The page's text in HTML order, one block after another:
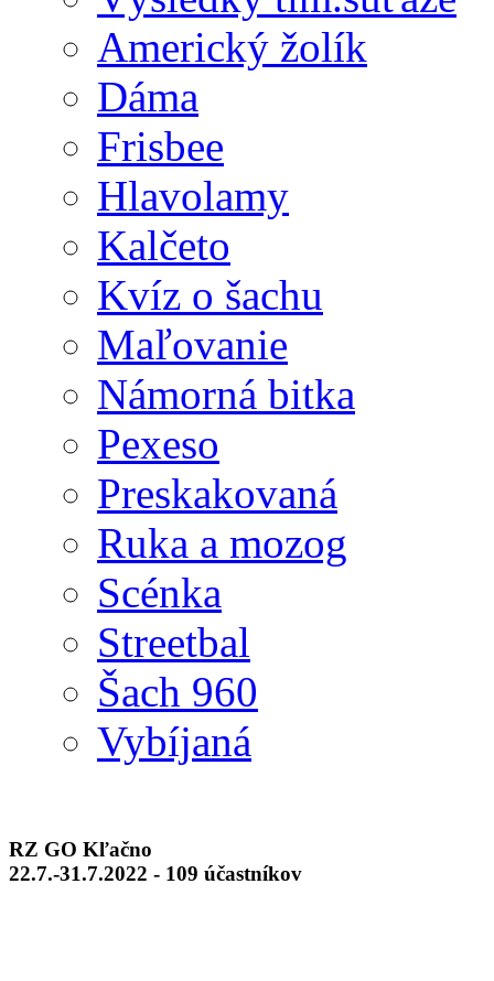
Americký žolík
Dáma
Frisbee
Hlavolamy
Kalčeto
Kvíz o šachu
Maľovanie
Námorná bitka
Pexeso
Preskakovaná
Ruka a mozog
Scénka
Streetbal
Šach 960
Vybíjaná
RZ GO Kľačno
22.7.-31.7.2022 - 109 účastníkov